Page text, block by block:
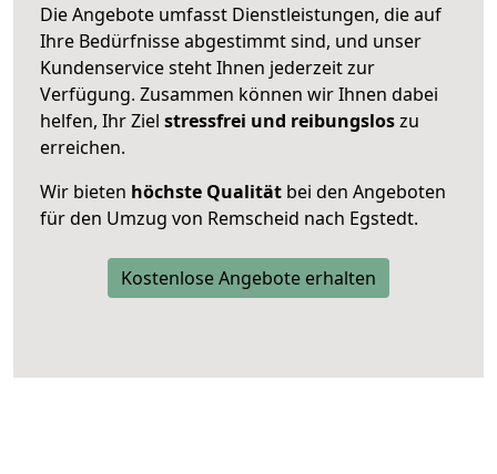
Die Angebote umfasst Dienstleistungen, die auf
Ihre Bedürfnisse abgestimmt sind, und unser
Kundenservice steht Ihnen jederzeit zur
Verfügung. Zusammen können wir Ihnen dabei
helfen, Ihr Ziel stressfrei und reibungsloszu
erreichen.
Wir bieten höchste Qualität bei den Angeboten
für den Umzug von Remscheid nach Egstedt.
Kostenlose Angebote erhalten